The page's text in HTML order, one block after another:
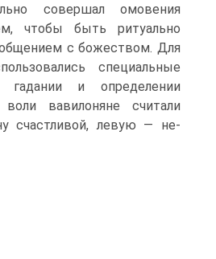
совершал омове­ния
чтобы быть ритуально
с божеством. Для
специальные
и определении
вави­лоняне считали
счастливой, левую — не­